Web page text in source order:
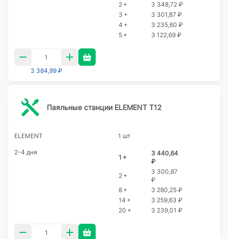
2 +
3 348,72 ₽
3 +
3 301,87 ₽
4 +
3 235,60 ₽
5 +
3 122,69 ₽
3 384,99 ₽
Паяльные станции ELEMENT T12
ELEMENT 1 шт
2-4 дня
1 +
3 440,64
₽
2 +
3 300,87
₽
8 +
3 280,25 ₽
14 +
3 259,63 ₽
20 +
3 239,01 ₽